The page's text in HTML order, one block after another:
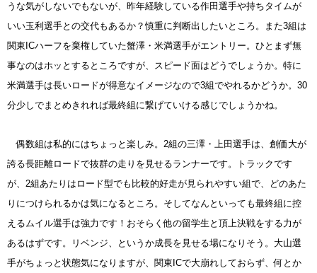
うな気がしないでもないが、昨年経験している作田選手や持ちタイムが
いい玉利選手との交代もあるか？慎重に判断出したいところ。また3組は
関東ICハーフを棄権していた蟹澤・米満選手がエントリー。ひとまず無
事なのはホッとするところですが、スピード面はどうでしょうか。特に
米満選手は長いロードが得意なイメージなので3組でやれるかどうか。30
分少しでまとめきれれば最終組に繋げていける感じでしょうかね。
偶数組は私的にはちょっと楽しみ。2組の三澤・上田選手は、創価大が
誇る長距離ロードで抜群の走りを見せるランナーです。トラックです
が、2組あたりはロード型でも比較的好走が見られやすい組で、どのあた
りにつけられるかは気になるところ。そしてなんといっても最終組に控
えるムイル選手は強力です！おそらく他の留学生と頂上決戦をする力が
あるはずです。リベンジ、というか成長を見せる場になりそう。大山選
手がちょっと状態気になりますが、関東ICで大崩れしておらず、何とか